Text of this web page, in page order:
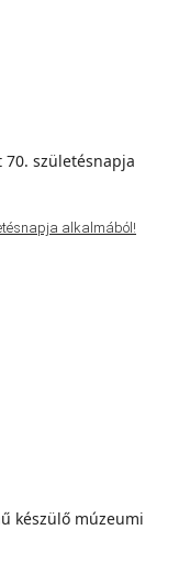
alkalmából!